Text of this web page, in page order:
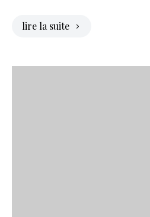
lire la suite